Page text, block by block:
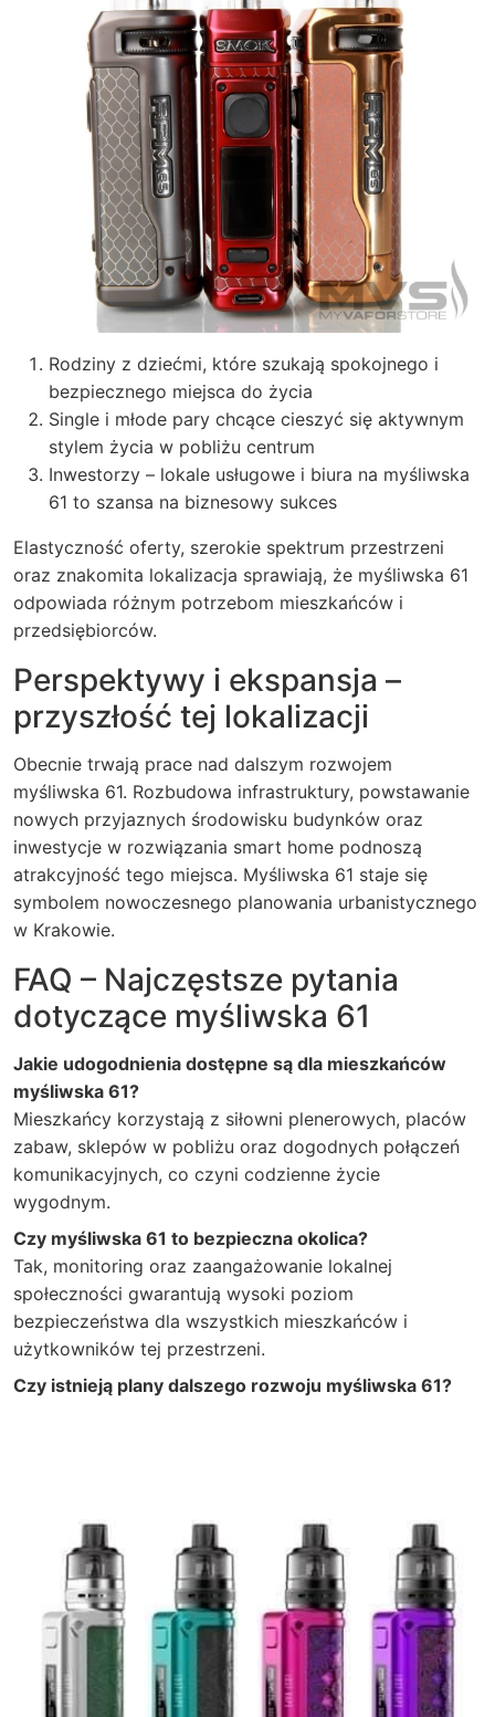
Rodziny z dziećmi, które szukają spokojnego i
bezpiecznego miejsca do życia
Single i młode pary chcące cieszyć się aktywnym
stylem życia w pobliżu centrum
Inwestorzy – lokale usługowe i biura na myśliwska
61 to szansa na biznesowy sukces
Elastyczność oferty, szerokie spektrum przestrzeni
oraz znakomita lokalizacja sprawiają, że myśliwska 61
odpowiada różnym potrzebom mieszkańców i
przedsiębiorców.
Perspektywy i ekspansja –
przyszłość tej lokalizacji
Obecnie trwają prace nad dalszym rozwojem
myśliwska 61. Rozbudowa infrastruktury, powstawanie
nowych przyjaznych środowisku budynków oraz
inwestycje w rozwiązania smart home podnoszą
atrakcyjność tego miejsca. Myśliwska 61 staje się
symbolem nowoczesnego planowania urbanistycznego
w Krakowie.
FAQ – Najczęstsze pytania
dotyczące myśliwska 61
Jakie udogodnienia dostępne są dla mieszkańców
myśliwska 61?
Mieszkańcy korzystają z siłowni plenerowych, placów
zabaw, sklepów w pobliżu oraz dogodnych połączeń
komunikacyjnych, co czyni codzienne życie
wygodnym.
Czy myśliwska 61 to bezpieczna okolica?
Tak, monitoring oraz zaangażowanie lokalnej
społeczności gwarantują wysoki poziom
bezpieczeństwa dla wszystkich mieszkańców i
użytkowników tej przestrzeni.
Czy istnieją plany dalszego rozwoju myśliwska 61?